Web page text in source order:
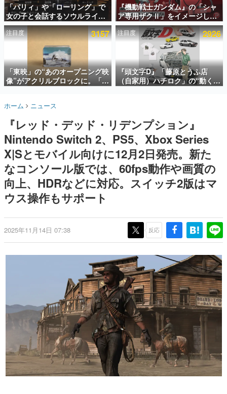
インタビュー
連載・特集一覧
殿堂入り記事
SNS拡散数が数千以上！ ページビュー数万以上！ などな
ど。多くの人々に読まれた、電ファミ渾身の“殿堂入り”記
事をまとめました。
名作ゲームクリエイターの方々に製作時のエピソードをお
きます。
赫本
この物語を解いてはいけない。『赫本』は、〈試験問題〉
の形をした短編ホラー小説集です。
新世代に訊く
これからのデジタルゲーム市場を担う若きクリエイター達
の姿を追い、彼らのルーツと情熱を探っていきます。
ゲーム世代の作家たち
ゲームに多大な影響を受けた作家さんに取材し、ゲームが
日本のコンテンツ産業やカルチャーに与えた影響を探る企
画です。
日本モバイルゲーム産業史
日本のモバイルゲーム史における主要なトピック・タイト
ルを網羅するほか、開発者へのインタビューや識者による
解説を掲載。約20年の歴史が一望できる決定版！
若ゲのいたり〜ゲームクリエイターの青春〜
『うつヌケ』『ペンと箸』等で知られるマンガ家・田中圭
一先生によるゲーム業界レポートマンガです。
なんでゲームは面白い？
ゲーム開発者・hamatsu氏がゲームの魅力を画面や操作の
具体的な形から解き明かしていく、硬派で骨太な評論連載
です。
「パリィ」や「ローリング」で
女の子と会話するソウルライク
恋愛ゲーム『小早川さんはソウ
ルライク』無料公開。返事に失
敗すると「YOU DIED」
『機動戦士ガンダム』の「シャ
ア専用ザクⅡ」をイメージした
散水ホースリールが予約開始。
本体にはシャアのパーソナルマ
ークやジオン公国軍のエンブレ
ム、型式番号などを配置
注目度 3157
「東映」の“あのオープニング映
像”がアクリルブロックに。「東
映ヒストリカル グッズコレクシ
注目度 2926
『頭文字D』「藤原とうふ店
（自家用）ハチロク」の“動くテ
ィッシュケース”が買えるポップ
モール高崎」にて、8月11日か
ら8月20日までの期間限定で開
催予定
ホーム ニュース
『レッド・デッド・リデンプション』
Nintendo Switch 2、PS5、Xbox Series
X|Sとモバイル向けに12月2日発売。新た
なコンソール版では、60fps動作や画質の
向上、HDRなどに対応。スイッチ2版はマ
ウス操作もサポート
2025年11月14日 07:38 反応